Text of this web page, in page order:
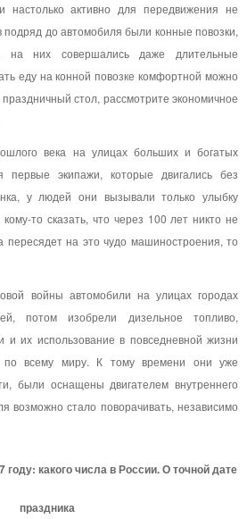
настолько активно для передвижения не
подряд до автомобиля были конные повозки,
на них совершались даже длительные
еду на конной повозке комфортной можно
стол, рассмотрите экономичное
века на улицах больших и богатых
первые экипажи, которые двигались без
у людей они вызывали только улыбку
то сказать, что через 100 лет никто не
пересядет на это чудо машиностроения, то
войны автомобили на улицах городах
потом изобрели дизельное топливо,
и их использование в повседневной жизни
по всему миру. К тому времени они уже
были оснащены двигателем внутреннего
возможно стало поворачивать, независимо
какого числа в России. О точной дате
праздника